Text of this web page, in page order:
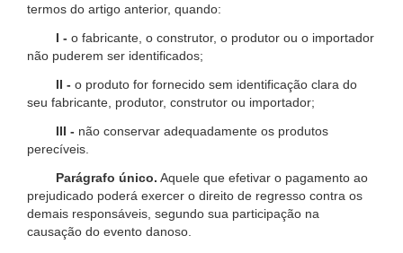
termos do artigo anterior, quando:
I - o fabricante, o construtor, o produtor ou o importador
não puderem ser identificados;
II - o produto for fornecido sem identificação clara do
seu fabricante, produtor, construtor ou importador;
III - não conservar adequadamente os produtos
perecíveis.
Parágrafo único. Aquele que efetivar o pagamento ao
prejudicado poderá exercer o direito de regresso contra os
demais responsáveis, segundo sua participação na
causação do evento danoso.